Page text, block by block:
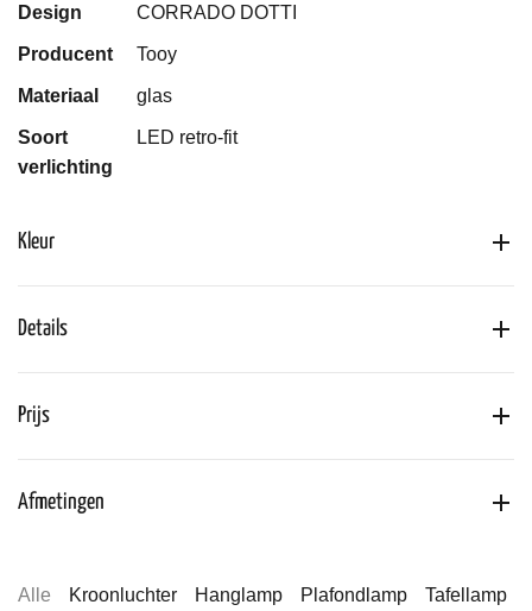
Design CORRADO DOTTI
Producent Tooy
Materiaal glas
Soort
verlichting
LED retro-fit
Kleur
Details
Prijs
Afmetingen
Alle Kroonluchter Hanglamp Plafondlamp
Tafellamp